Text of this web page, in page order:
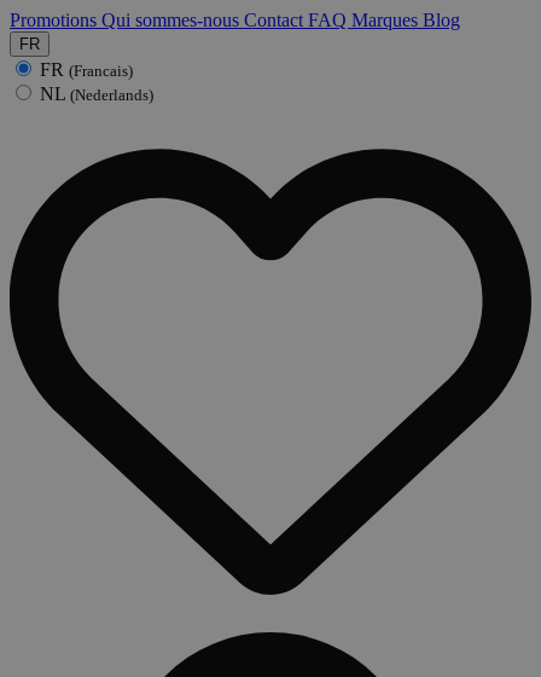
Promotions Qui sommes-nous Contact FAQ Marques Blog
FR
FR (Francais)
NL (Nederlands)